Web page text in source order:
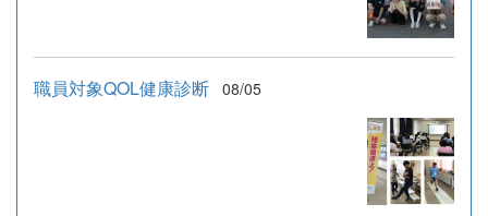
職員対象QOL健康診断 08/05